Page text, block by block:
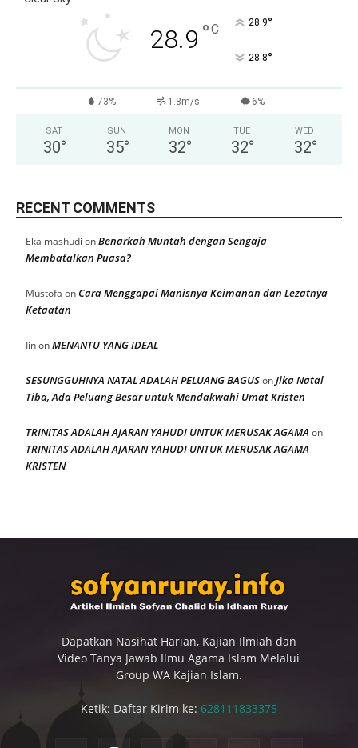
28.9 °C 28.9°
28.8°
73% 1.8m/s 6%
SAT
30°
SUN
35°
MON
32°
TUE
32°
WED
32°
RECENT COMMENTS
Eka mashudi onBenarkah Muntah dengan Sengaja
Membatalkan Puasa?
Mustofa onCara Menggapai Manisnya Keimanan dan Lezatnya
Ketaatan
IinonMENANTU YANG IDEAL
SESUNGGUHNYA NATAL ADALAH PELUANG BAGUSonJika Natal
Tiba, Ada Peluang Besar untuk Mendakwahi Umat Kristen
TRINITAS ADALAH AJARAN YAHUDI UNTUK MERUSAK AGAMA on
TRINITAS ADALAH AJARAN YAHUDI UNTUK MERUSAK AGAMA
KRISTEN
Dapatkan Nasihat Harian, Kajian Ilmiah dan
Video Tanya Jawab Ilmu Agama Islam Melalui
Group WA Kajian Islam.
Ketik: Daftar Kirim ke: 628111833375